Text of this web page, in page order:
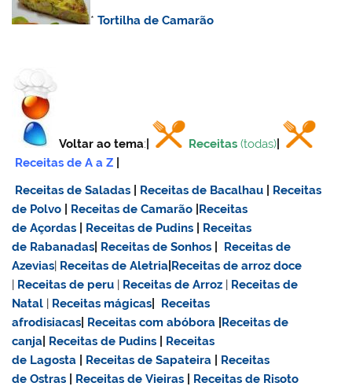
*Tortilha de Camarão
Voltar ao tema: Receitas (todas)
Receitas de A a Z
Receitas de Saladas
Receitas de Bacalhau
Receitas
de Polvo
Receitas de Camarão
Receitas
de Açordas
Receitas de Pudins
Receitas
de Rabanadas
Receitas de Sonhos
Receitas de
Azevias Receitas de Aletria Receitas dearroz doce
Receitas de peru Receitas de Arroz
Receitas de
Natal
Receitas mágicas
Receitas
afrodisiacas
Receitas com abóbora
Receitas de
canja
Receitas de Pudins
Receitas
de Lagosta
Receitas de Sapateira
Receitas
de Ostras
Receitas de Vieiras
Receitas de Risoto